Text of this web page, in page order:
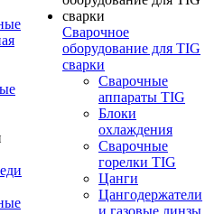
Сварочное
оборудование для TIG
сварки
Сварочные
аппараты TIG
Блоки
охлаждения
Сварочные
горелки TIG
Цанги
Цангодержатели
и газовые линзы